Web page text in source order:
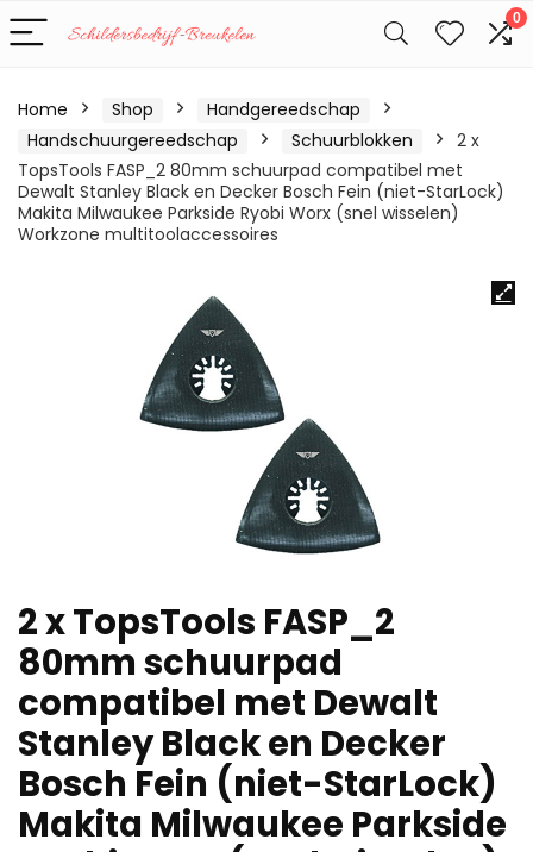
0
Home Shop
Handgereedschap
Handschuurgereedschap
Schuurblokken
2 x
TopsTools FASP_2 80mm schuurpad compatibel met
Dewalt Stanley Black en Decker Bosch Fein (niet-StarLock)
Makita Milwaukee Parkside Ryobi Worx (snel wisselen)
Workzone multitoolaccessoires
2 x TopsTools FASP_2
80mm schuurpad
compatibel met Dewalt
Stanley Black en Decker
Bosch Fein (niet-StarLock)
Makita Milwaukee Parkside